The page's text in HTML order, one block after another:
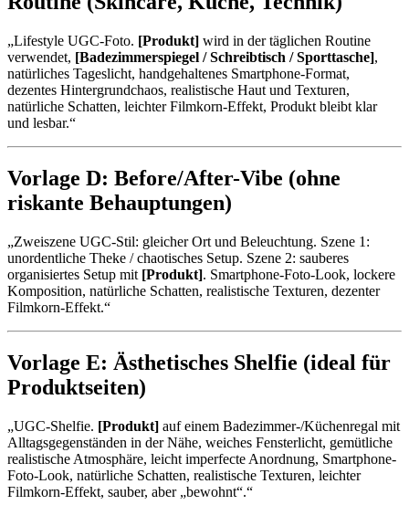
„Lifestyle UGC-Foto. [Produkt] wird in der täglichen Routine
verwendet, [Badezimmerspiegel / Schreibtisch / Sporttasche],
natürliches Tageslicht, handgehaltenes Smartphone-Format,
dezentes Hintergrundchaos, realistische Haut und Texturen,
natürliche Schatten, leichter Filmkorn-Effekt, Produkt bleibt klar
und lesbar.“
Vorlage D: Before/After-Vibe (ohne
riskante Behauptungen)
„Zweiszene UGC-Stil: gleicher Ort und Beleuchtung. Szene 1:
unordentliche Theke / chaotisches Setup. Szene 2: sauberes
organisiertes Setup mit [Produkt]. Smartphone-Foto-Look, lockere
Komposition, natürliche Schatten, realistische Texturen, dezenter
Filmkorn-Effekt.“
Vorlage E: Ästhetisches Shelfie (ideal für
Produktseiten)
„UGC-Shelfie. [Produkt] auf einem Badezimmer-/Küchenregal mit
Alltagsgegenständen in der Nähe, weiches Fensterlicht, gemütliche
realistische Atmosphäre, leicht imperfecte Anordnung, Smartphone-
Foto-Look, natürliche Schatten, realistische Texturen, leichter
Filmkorn-Effekt, sauber, aber „bewohnt“.“